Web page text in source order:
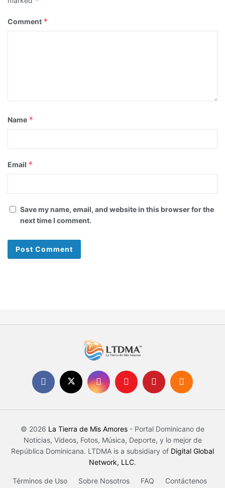
Comment *
Name *
Email *
Save my name, email, and website in this browser for the
next time I comment.
© 2026 La Tierra de Mis Amores - Portal Dominicano de
Noticias, Videos, Fotos, Música, Deporte, y lo mejor de
República Dominicana. LTDMA is a subsidiary of Digital Global
Network, LLC.
Términos de Uso Sobre Nosotros FAQ Contáctenos